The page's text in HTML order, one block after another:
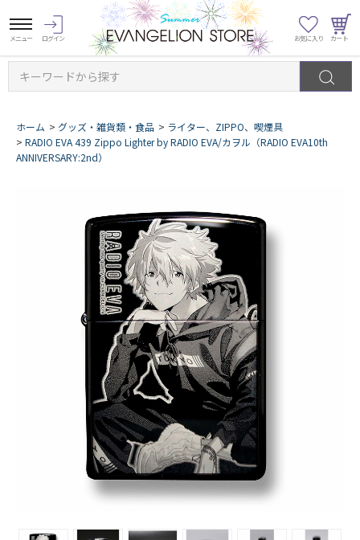
キーワードから探す
ホーム > グッズ・雑貨類・食品 > ライター、ZIPPO、喫煙具
> RADIO EVA 439 Zippo Lighter by RADIO EVA/カヲル（RADIO EVA10th
ANNIVERSARY:2nd）